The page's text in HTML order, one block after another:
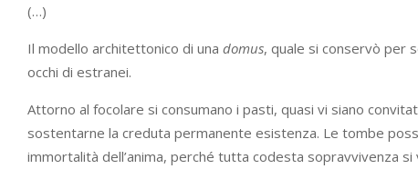
(…)
Il modello architettonico di una domus, quale si conservò per
occhi di estranei.
Attorno al focolare si consumano i pasti, quasi vi siano
sostentarne la creduta permanente esistenza. Le tombe
immortalità dell’anima, perché tutta codesta sopravvivenza